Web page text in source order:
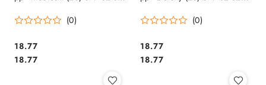
(0)
Cena:
18.77
Cena:
18.77
(0)
Cena:
18.77
Cena:
18.77